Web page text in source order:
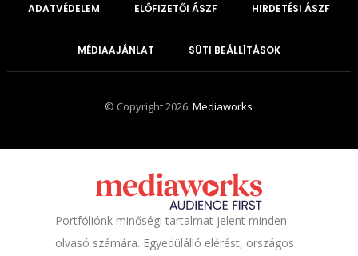
ADATVÉDELEM ELŐFIZETŐI ÁSZF HIRDETÉSI ÁSZF
MÉDIAAJÁNLAT SÜTI BEÁLLÍTÁSOK
© Copyright 2026.Mediaworks
Portfóliónk minőségi tartalmat jelent minden
olvasó számára. Egyedülálló elérést, országos